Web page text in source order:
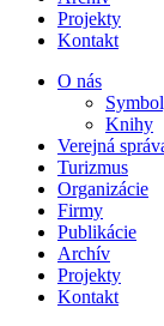
Projekty
Kontakt
O nás
Knihy
Verejná
Turizmus
Organizácie
Firmy
Publikácie
Archív
Projekty
Kontakt